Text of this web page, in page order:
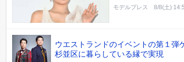
モデルプレス 8/8(土)
ウエストランドのイベントの第１
杉並区に暮らしている縁で実現